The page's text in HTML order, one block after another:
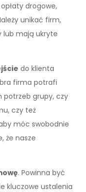
drogowe,
unikać firm,
lub mają ukryte
do klienta
firma potrafi
grupy, czy
czy też
móc swobodnie
że nasze
. Powinna być
kluczowe ustalenia